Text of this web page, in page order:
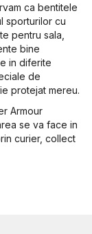
ca bentitele
sporturilor cu
pentru sala,
bine
in diferite
de
protejat mereu.
Armour
se va face in
curier, collect